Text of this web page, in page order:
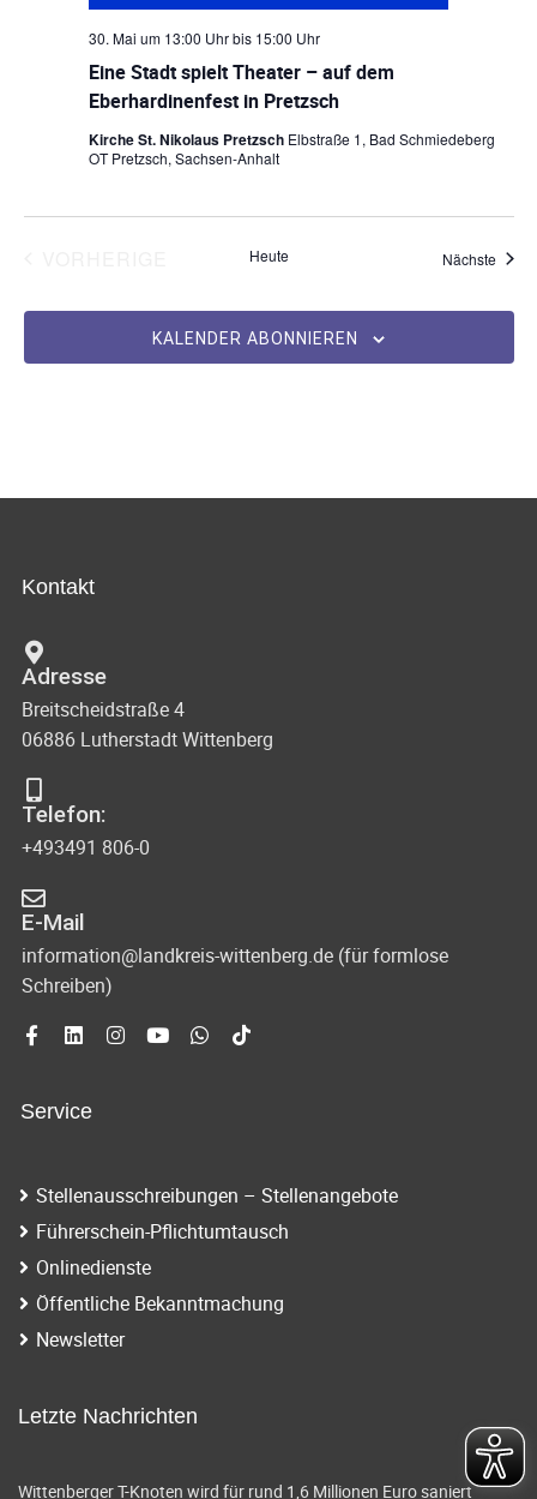
Eine Stadt spielt Theater – auf dem
Eberhardinenfest in Pretzsch
30. Mai um 13:00 Uhrbis 15:00 Uhr
Kirche St. Nikolaus Pretzsch Elbstraße 1, Bad Schmiedeberg
OT Pretzsch, Sachsen-Anhalt
VERANSTALTUNGEN
Heute Nächste
KALENDER ABONNIEREN
Kontakt
Adresse
Breitscheidstraße 4
06886 Lutherstadt Wittenberg
Telefon:
+493491 806-0
E-Mail
information@landkreis-wittenberg.de (für formlose
Schreiben)
Service
Stellenausschreibungen – Stellenangebote
Führerschein-Pflichtumtausch
Onlinedienste
Öffentliche Bekanntmachung
Newsletter
Letzte Nachrichten
Wittenberger T-Knoten wird für rund 1,6 Millionen Euro saniert